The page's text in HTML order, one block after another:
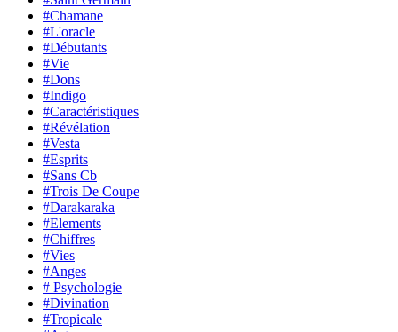
#Chamane
#L'oracle
#Débutants
#Vie
#Dons
#Indigo
#Caractéristiques
#Révélation
#Vesta
#Esprits
#Sans Cb
#Trois De Coupe
#Darakaraka
#Elements
#Chiffres
#Vies
#Anges
# Psychologie
#Divination
#Tropicale